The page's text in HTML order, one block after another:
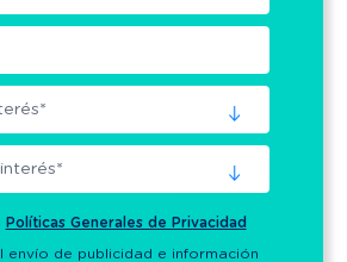
Políticas Generales de Privacidad
envío de publicidad e información